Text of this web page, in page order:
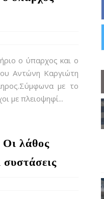
ο ύπαρχος και ο
Αντώνη Καργιώτη
με το
με πλειοψηφί...
λάθος
συστάσεις